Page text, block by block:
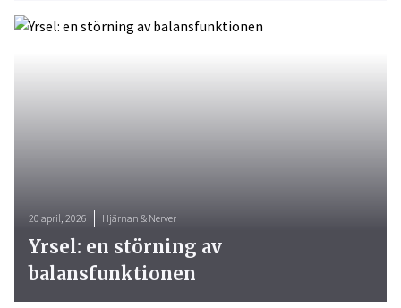
20 april, 2026 Hjärnan & Nerver
Yrsel: en störning av
balansfunktionen